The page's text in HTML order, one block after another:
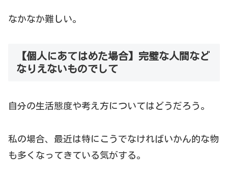
なかなか難しい。
【個人にあてはめた場合】完璧な人間など
なりえないものでして
自分の生活態度や考え方についてはどうだろう。
私の場合、最近は特にこうでなければいかん的な物
も多くなってきている気がする。